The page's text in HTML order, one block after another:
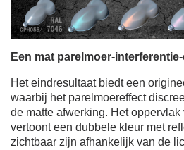
Een mat parelmoer-
Het eindresultaat biedt een
waarbij het parelmoereffect
de matte afwerking. Het oppervlak
vertoont een dubbele kleur met
zichtbaar zijn afhankelijk van de